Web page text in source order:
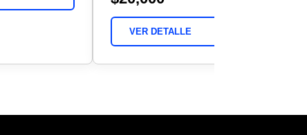
VER DETALLE